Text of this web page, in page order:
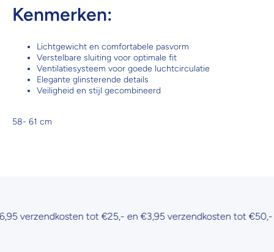
Kenmerken:
Lichtgewicht en comfortabele pasvorm
Verstelbare sluiting voor optimale fit
Ventilatiesysteem voor goede luchtcirculatie
Elegante glinsterende details
Veiligheid en stijl gecombineerd
58- 61 cm
verzendkosten tot €25,- en €3,95 verzendkosten tot €50,-